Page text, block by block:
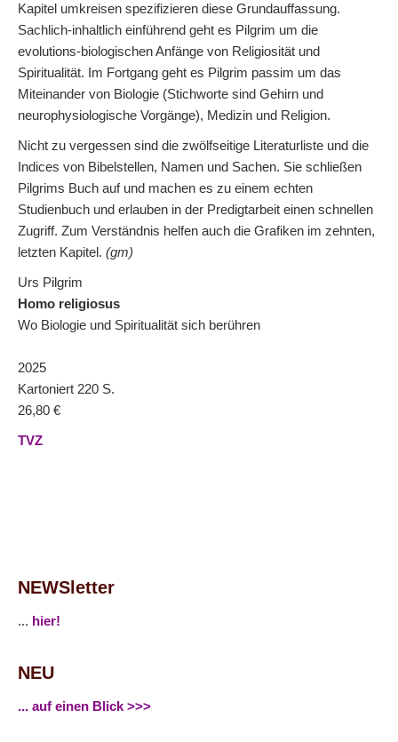
Kapitel umkreisen spezifizieren diese Grundauffassung.
Sachlich-inhaltlich einführend geht es Pilgrim um die
evolutions-biologischen Anfänge von Religiosität und
Spiritualität. Im Fortgang geht es Pilgrim passim um das
Miteinander von Biologie (Stichworte sind Gehirn und
neurophysiologische Vorgänge), Medizin und Religion.
Nicht zu vergessen sind die zwölfseitige Literaturliste und die
Indices von Bibelstellen, Namen und Sachen. Sie schließen
Pilgrims Buch auf und machen es zu einem echten
Studienbuch und erlauben in der Predigtarbeit einen schnellen
Zugriff. Zum Verständnis helfen auch die Grafiken im zehnten,
letzten Kapitel. (gm)
Urs Pilgrim
Homo religiosus
Wo Biologie und Spiritualität sich berühren
2025
Kartoniert 220 S.
26,80 €
TVZ
NEWSletter
... hier!
NEU
... auf einen Blick >>>